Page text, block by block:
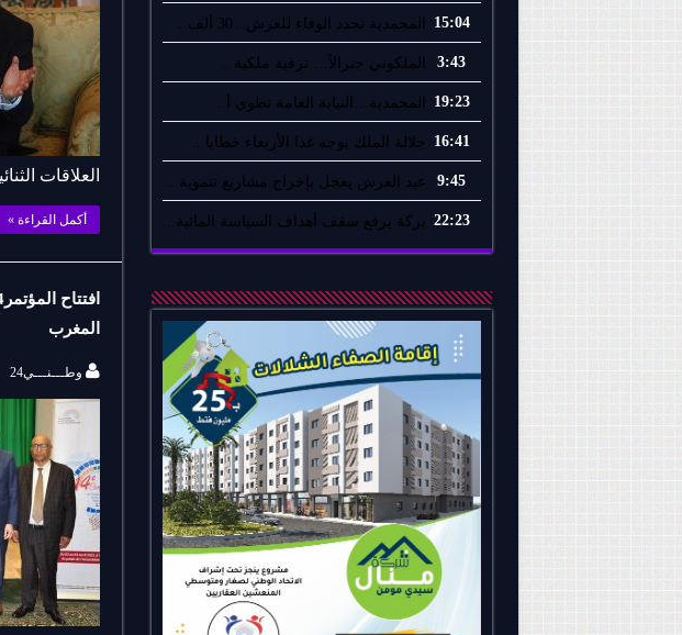
العلاقات
أكمل القراءة »
المغرب
وطـــنـــي24
15:04 المحمدية تجدد الوفاء للعرش.. 30 ألف ..
3:43 الملكوني جنرالاً… ترقية ملكية ..
19:23 المحمدية…النيابة العامة تطوي أ..
16:41 جلالة الملك يوجه غدا الأربعاء خطابا ..
9:45 عيد العرش يعجل بإخراج مشاريع تنموية ..
22:23 بركة يرفع سقف أهداف السياسة المائية...